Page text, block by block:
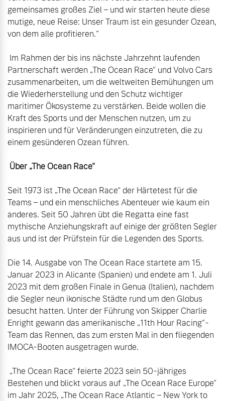
gemeinsames großes Ziel – und wir starten heute diese
mutige, neue Reise: Unser Traum ist ein gesunder Ozean,
von dem alle profitieren.“
Partnerschaft werden „The Ocean Race“ und Volvo Cars
zusammenarbeiten, um die weltweiten Bemühungen um
die Wiederherstellung und den Schutz wichtiger
maritimer Ökosysteme zu verstärken. Beide wollen die
Kraft des Sports und der Menschen nutzen, um zu
inspirieren und für Veränderungen einzutreten, die zu
einem gesünderen Ozean führen.
Über „The Ocean Race“
Seit 1973 ist „The Ocean Race“ der Härtetest für die
Teams – und ein menschliches Abenteuer wie kaum ein
anderes. Seit 50 Jahren übt die Regatta eine fast
mythische Anziehungskraft auf einige der größten Segler
aus und ist der Prüfstein für die Legenden des Sports.
Die 14. Ausgabe von The Ocean Race startete am 15.
Januar 2023 in Alicante (Spanien) und endete am 1. Juli
2023 mit dem großen Finale in Genua (Italien), nachdem
die Segler neun ikonische Städte rund um den Globus
besucht hatten. Unter der Führung von Skipper Charlie
Enright gewann das amerikanische „11th Hour Racing“-
Team das Rennen, das zum ersten Mal in den fliegenden
IMOCA-Booten ausgetragen wurde.
Bestehen und blickt voraus auf „The Ocean Race Europe“
im Jahr 2025, „The Ocean Race Atlantic – New York to